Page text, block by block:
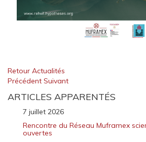
Retour Actualités
Précédent Suivant
ARTICLES APPARENTÉS
7 juillet 2026
Rencontre du Réseau Muframex
ouvertes